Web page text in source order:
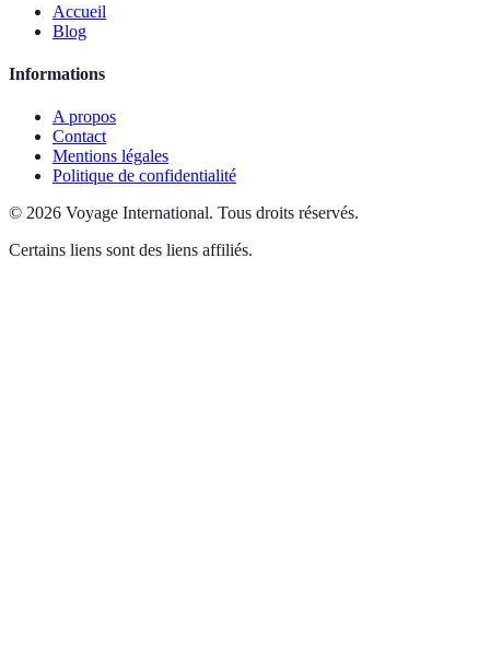
Accueil
Blog
Informations
A propos
Contact
Mentions légales
Politique de confidentialité
© 2026 Voyage International. Tous droits réservés.
Certains liens sont des liens affiliés.